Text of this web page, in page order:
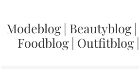
Modeblog| Beautyblog|
Foodblog| Outfitblog|